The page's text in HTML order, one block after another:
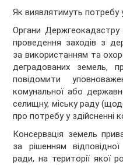
Як виявлятимуть потребу
Органи Держгеокадастру
проведення заходів з
за використанням та
деградованих земель,
повідомити
комунальної або
селищну, міську раду
про потребу у здійсненні
Консервація земель
за рішенням
ради, на території якої